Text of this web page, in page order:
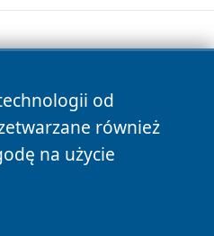
od
również
na użycie